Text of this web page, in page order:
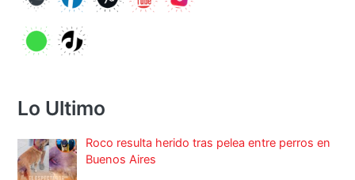
Lo Ultimo
Roco resulta herido tras pelea entre perros en
Buenos Aires